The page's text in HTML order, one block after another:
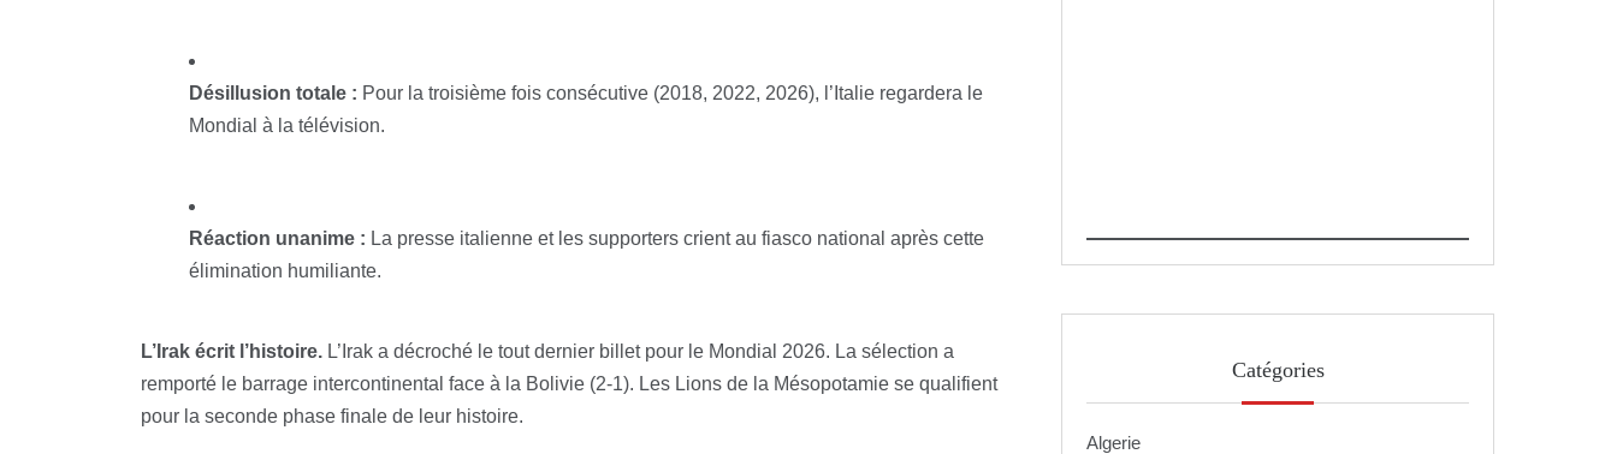
Désillusion totale : Pour la troisième fois consécutive (2018, 2022, 2026), l’Italie regardera le
Mondial à la télévision.
Réaction unanime : La presse italienne et les supporters crient au fiasco national après cette
élimination humiliante.
L’Irak écrit l’histoire. L’Irak a décroché le tout dernier billet pour le Mondial 2026. La sélection a
remporté le barrage intercontinental face à la Bolivie (2-1). Les Lions de la Mésopotamie se qualifient
pour la seconde phase finale de leur histoire.
Catégories
Algerie